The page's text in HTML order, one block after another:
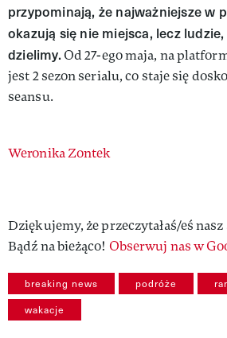
przypominają, że najważniejsze w
okazują się nie miejsca, lecz
dzielimy.Od 27-ego maja, na
jest 2 sezon serialu, co staje się
seansu.
Authors
Weronika Zontek
Dziękujemy, że przeczytałaś/eś
Bądź na bieżąco! Obserwuj nas w
breaking news podróże
wakacje